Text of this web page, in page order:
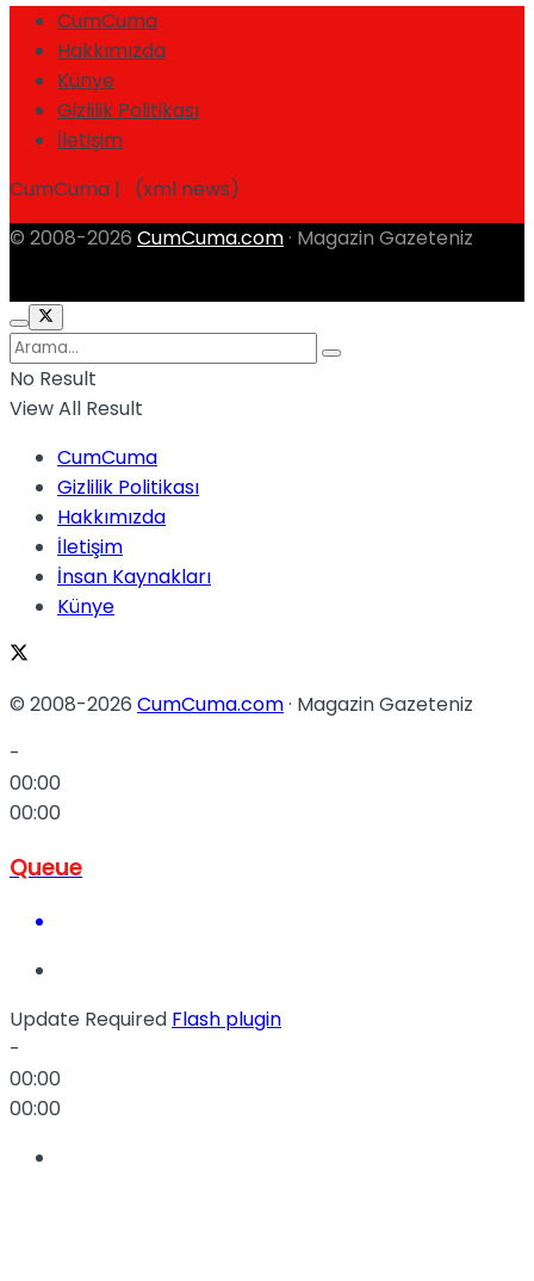
CumCuma
Hakkımızda
Künye
Gizlilik Politikası
İletişim
CumCuma | (xml news)
© 2008-2026 CumCuma.com · Magazin Gazeteniz
No Result
View All Result
CumCuma
Gizlilik Politikası
Hakkımızda
İletişim
İnsan Kaynakları
Künye
© 2008-2026 CumCuma.com· Magazin Gazeteniz
-
00:00
00:00
Queue
Update Required Flash plugin
-
00:00
00:00